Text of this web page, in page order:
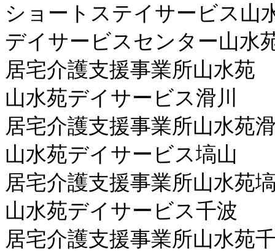
ショートステイサービス山
デイサービスセンター山水
居宅介護支援事業所山水苑
山水苑デイサービス滑川
居宅介護支援事業所山水苑
山水苑デイサービス塙山
居宅介護支援事業所山水苑
山水苑デイサービス千波
居宅介護支援事業所山水苑